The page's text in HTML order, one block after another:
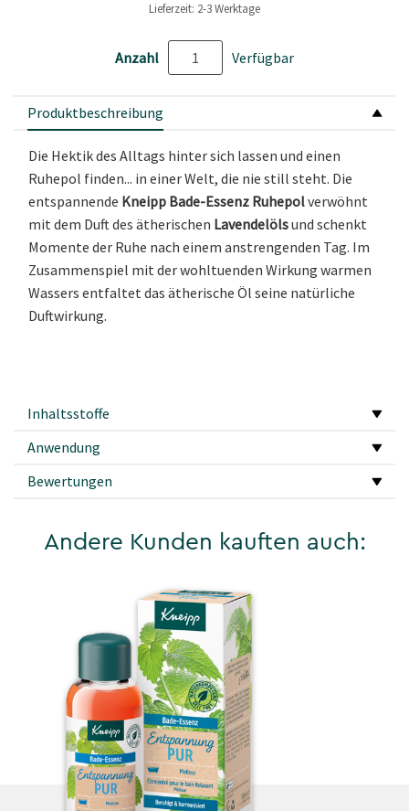
Lieferzeit: 2-3 Werktage
Anzahl Verfügbar
Produktbeschreibung
Die Hektik des Alltags hinter sich lassen und einen
Ruhepol finden... in einer Welt, die nie still steht. Die
entspannende Kneipp Bade-Essenz Ruhepolverwöhnt
mit dem Duft des ätherischen Lavendelölsund schenkt
Momente der Ruhe nach einem anstrengenden Tag. Im
Zusammenspiel mit der wohltuenden Wirkung warmen
Wassers entfaltet das ätherische Öl seine natürliche
Duftwirkung.
Inhaltsstoffe
Anwendung
Bewertungen
Andere Kunden kauften auch: